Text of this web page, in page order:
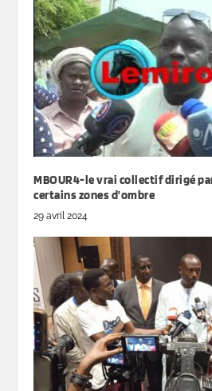
MBOUR4-le vrai collectif dirigé
certains zones d’ombre
29 avril 2024